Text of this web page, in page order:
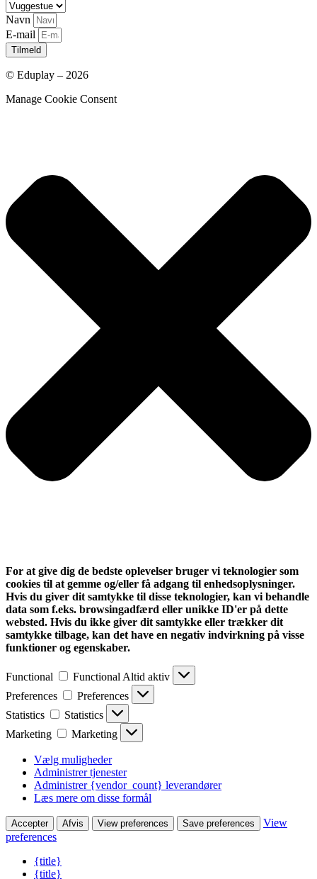
Navn
E-mail
Tilmeld
© Eduplay – 2026
Manage Cookie Consent
For at give dig de bedste oplevelser bruger vi teknologier som
cookies til at gemme og/eller få adgang til enhedsoplysninger.
Hvis du giver dit samtykke til disse teknologier, kan vi behandle
data som f.eks. browsingadfærd eller unikke ID'er på dette
websted. Hvis du ikke giver dit samtykke eller trækker dit
samtykke tilbage, kan det have en negativ indvirkning på visse
funktioner og egenskaber.
Functional FunctionalAltid aktiv
Preferences
Preferences
Statistics
Statistics
Marketing
Marketing
Vælg muligheder
Administrer tjenester
Administrer {vendor_count} leverandører
Læs mere om disse formål
Accepter Afvis View preferences Save preferences
View
preferences
{title}
{title}